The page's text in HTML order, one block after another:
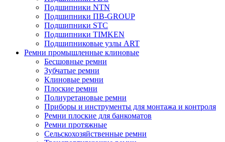
Подшипники NTN
Подшипники ПВ-GROUP
Подшипники STC
Подшипники TIMKEN
Подшипниковые узлы ART
Ремни промышленные клиновые
Бесшовные ремни
Зубчатые ремни
Клиновые ремни
Плоские ремни
Полиуретановые ремни
Приборы и инструменты для монтажа и контроля
Ремни плоские для банкоматов
Ремни протяжные
Сельскохозяйственные ремни